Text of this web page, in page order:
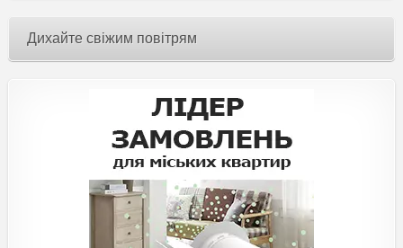
Дихайте свіжим повітрям